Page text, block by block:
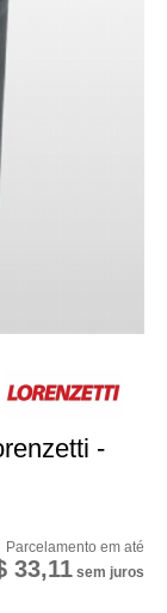
-
33,11sem juros